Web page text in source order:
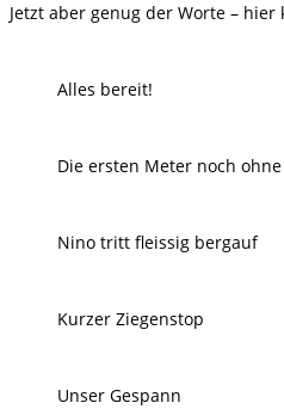
Jetzt aber genug der Worte – hier
Alles bereit!
Die ersten Meter noch ohne
Nino tritt fleissig bergauf
Kurzer Ziegenstop
Unser Gespann